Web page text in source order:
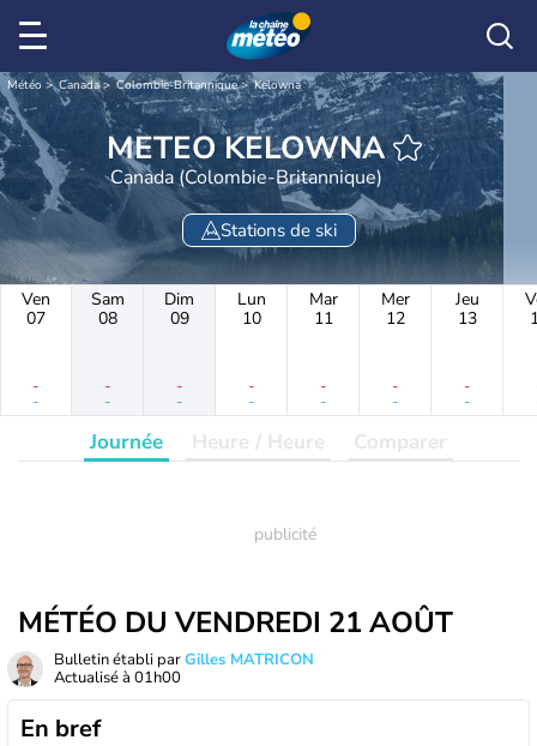
Météo Canada Colombie-Britannique Kelowna
METEO KELOWNA
Canada (Colombie-Britannique)
Stations de ski
Ven
07
-
-
Sam
08
-
-
Dim
09
-
-
Lun
10
-
-
Mar
11
-
-
Mer
12
-
-
Jeu
13
-
-
Journée Heure / Heure Comparer
MÉTÉO DU VENDREDI 21 AOÛT
Bulletin établi parGilles MATRICON
Actualisé à 01h00
En bref